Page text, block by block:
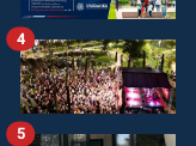
4
5